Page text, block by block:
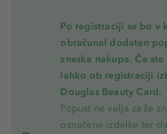
Po registraciji se bo v
obračunal dodaten
zneska nakupa. Če
lahko ob registraciji
Douglas Beauty Card.
Popust ne velja za že
označene izdelke ter